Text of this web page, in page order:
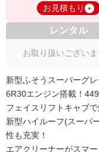
お見積もり
レンタル
お取り扱いござい
新型ふそうスーパーグ
6R30エンジン搭載！449
フェイスリフトキャブで
新型ハイルーフ(スーパ
性も充実！
エアクリーナーがスマー